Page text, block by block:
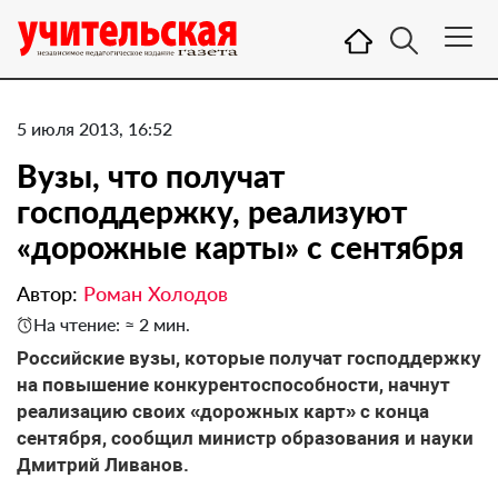
5 июля 2013, 16:52
Вузы, что получат
господдержку, реализуют
«дорожные карты» с сентября
Автор: Роман Холодов
На чтение: ≈ 2 мин.
Российские вузы, которые получат господдержку
на повышение конкурентоспособности, начнут
реализацию своих «дорожных карт» с конца
сентября, сообщил министр образования и науки
Дмитрий Ливанов.